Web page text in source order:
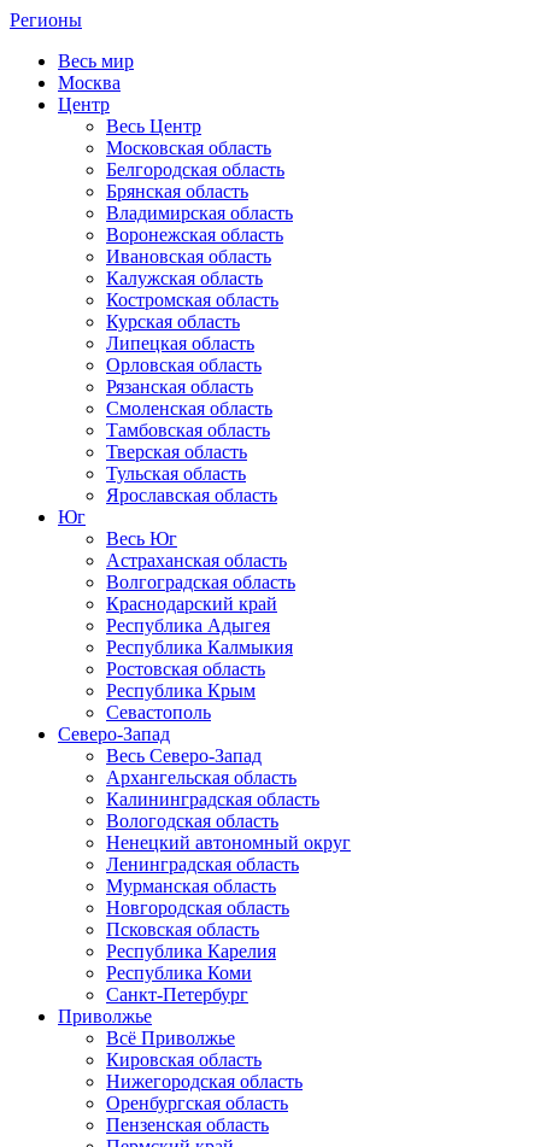
Регионы
Весь мир
Москва
Центр
Весь Центр
Московская область
Белгородская область
Брянская область
Владимирская область
Воронежская область
Ивановская область
Калужская область
Костромская область
Курская область
Липецкая область
Орловская область
Рязанская область
Смоленская область
Тамбовская область
Тверская область
Тульская область
Ярославская область
Юг
Весь Юг
Астраханская область
Волгоградская область
Краснодарский край
Республика Адыгея
Республика Калмыкия
Ростовская область
Республика Крым
Севастополь
Северо-Запад
Весь Северо-Запад
Архангельская область
Калининградская область
Вологодская область
Ненецкий автономный округ
Ленинградская область
Мурманская область
Новгородская область
Псковская область
Республика Карелия
Республика Коми
Санкт-Петербург
Приволжье
Всё Приволжье
Кировская область
Нижегородская область
Оренбургская область
Пензенская область